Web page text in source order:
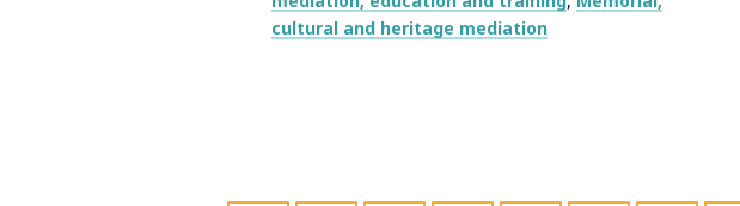
cultural and heritage mediation